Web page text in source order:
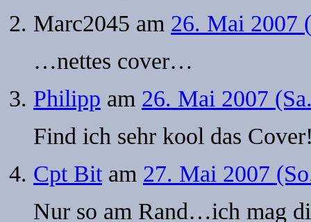
Marc2045 am 26. Mai 2007
…nettes cover…
Philipp am 26. Mai 2007
Find ich sehr kool das
Cpt Bitam 27. Mai 2007
Nur so am Rand…ich mag